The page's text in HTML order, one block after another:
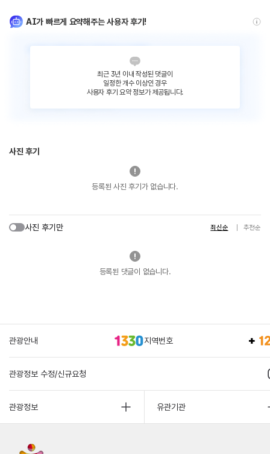
AI가 빠르게 요약해주는 사용자 후기!
최근 3년 이내 작성된 댓글이
일정한 개수 이상인 경우
사용자 후기 요약 정보가 제공됩니다.
사진 후기
등록된 사진 후기가 없습니다.
사진 후기만 최신순 추천순
등록된 댓글이 없습니다.
관광안내 지역번호
관광정보 수정/신규요청
관광정보 유관기관